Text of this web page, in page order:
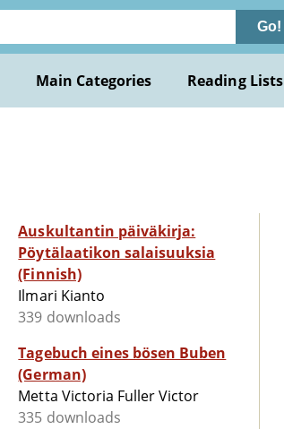
Go!
Main Categories Reading Lists
Auskultantin päiväkirja:
Pöytälaatikon salaisuuksia
(Finnish)
Ilmari Kianto
339 downloads
Tagebuch eines bösen Buben
(German)
Metta Victoria Fuller Victor
335 downloads